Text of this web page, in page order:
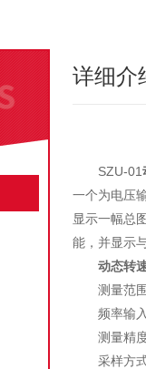
详细介
SZU-01
一个为电压
显示一幅总
能，并显示
动态转
测量范
频率输
测量精
采样方